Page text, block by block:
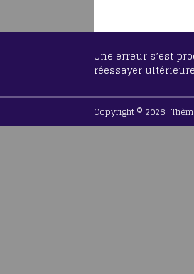
Une erreur s’est
réessayer
Copyright © 2026 |